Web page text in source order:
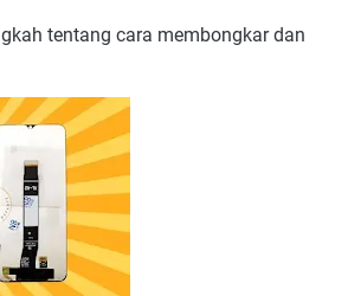
tentang cara membongkar dan